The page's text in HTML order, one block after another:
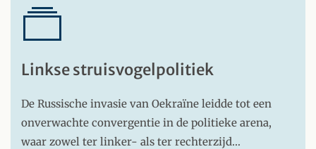
Linkse struisvogelpolitiek
De Russische invasie van Oekraïne leidde tot een
onverwachte convergentie in de politieke arena,
waar zowel ter linker- als ter rechterzijd…